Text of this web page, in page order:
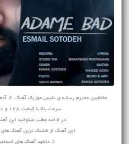
مخاطبین محترم رسانه ی نفیس موزیک آهنگ ♬ آدمِ
سرعت بالا با کیفیت 128 و 320 دانلود کنید
در ادامه مطلب میتوانید این
این آهنگ از قشنگ ترین آهنگ
♫ دانلود آهنگ های